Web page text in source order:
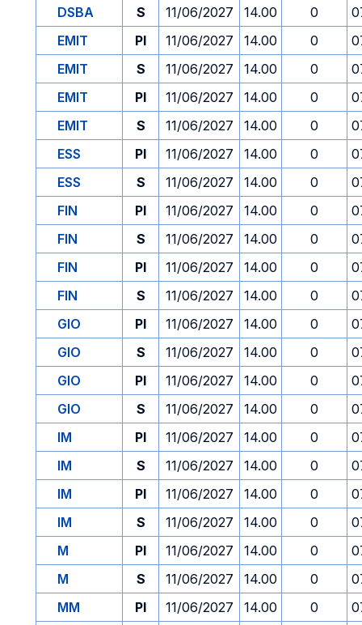
DSBA
S 11/06/2027 14.00 0
EMIT
PI 11/06/2027 14.00 0
EMIT
S 11/06/2027 14.00 0
EMIT
PI 11/06/2027 14.00 0
EMIT
S 11/06/2027 14.00 0
ESS
PI 11/06/2027 14.00 0
ESS
S 11/06/2027 14.00 0
FIN
PI 11/06/2027 14.00 0
FIN
S 11/06/2027 14.00 0
FIN
PI 11/06/2027 14.00 0
FIN
S 11/06/2027 14.00 0
GIO
PI 11/06/2027 14.00 0
GIO
S 11/06/2027 14.00 0
GIO
PI 11/06/2027 14.00 0
GIO
S 11/06/2027 14.00 0
IM
PI 11/06/2027 14.00 0
IM
S 11/06/2027 14.00 0
IM
PI 11/06/2027 14.00 0
IM
S 11/06/2027 14.00 0
M
PI 11/06/2027 14.00 0
M
S 11/06/2027 14.00 0
MM
PI 11/06/2027 14.00 0